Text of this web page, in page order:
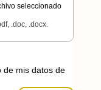
seleccionado
.doc, .docx.
de mis datos de